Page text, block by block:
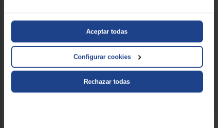
Aceptar todas
Configurar cookies
Rechazar todas
Clasificación Energética : BNúmero de cubiertos : 9
Tipo instalación : Libre instalación
VER PRODUCTO